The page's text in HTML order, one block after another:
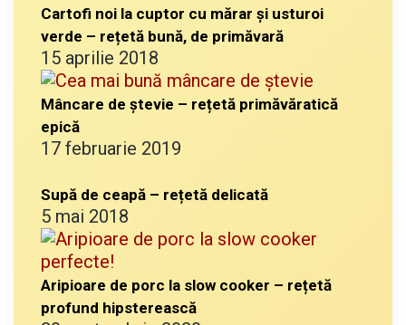
Cartofi noi la cuptor cu mărar și usturoi
verde – rețetă bună, de primăvară
15 aprilie 2018
Mâncare de ștevie – rețetă primăvăratică
epică
17 februarie 2019
Supă de ceapă – rețetă delicată
5 mai 2018
Aripioare de porc la slow cooker – rețetă
profund hipsterească